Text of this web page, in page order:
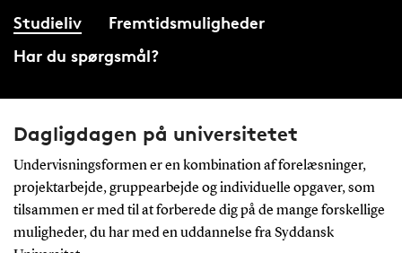
Studieliv
Fremtidsmuligheder
Har du spørgsmål?
Dagligdagen på universitetet
Undervisningsformen er en kombination af forelæsninger,
projektarbejde, gruppearbejde og individuelle opgaver, som
tilsammen er med til at forberede dig på de mange forskellige
muligheder, du har med en uddannelse fra Syddansk